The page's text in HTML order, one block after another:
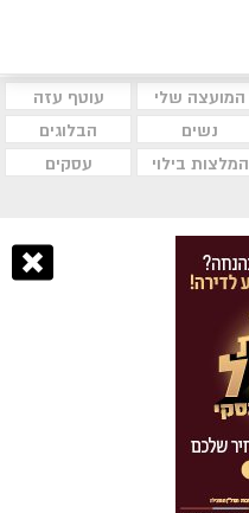
המועצה שלי
עוטף עזה
נשים
הבלוגים
המלצות בילוי
עסקים